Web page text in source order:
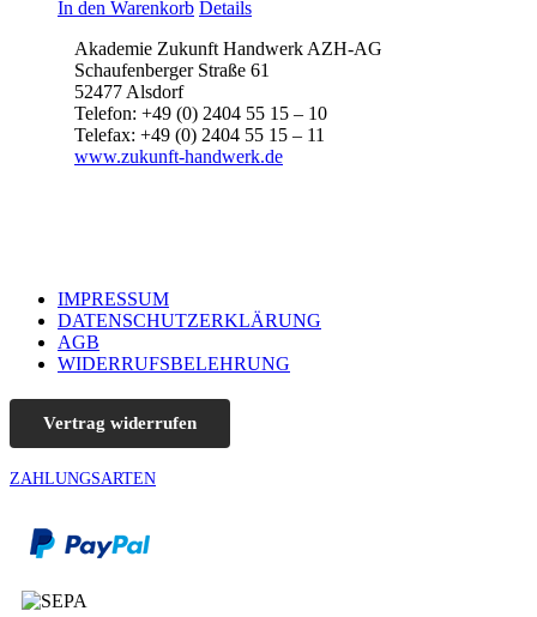
In den Warenkorb Details
Akademie Zukunft Handwerk AZH-AG
Schaufenberger Straße 61
52477 Alsdorf
Telefon: +49 (0) 2404 55 15 – 10
Telefax: +49 (0) 2404 55 15 – 11
www.zukunft-handwerk.de
IMPRESSUM
DATENSCHUTZERKLÄRUNG
AGB
WIDERRUFSBELEHRUNG
Vertrag widerrufen
ZAHLUNGSARTEN